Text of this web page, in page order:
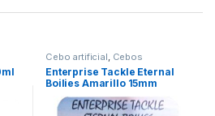
Cebo artificial, Cebos
Enterprise Tackle Eternal
Boilies Amarillo 15mm